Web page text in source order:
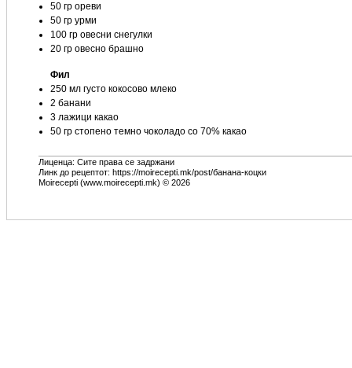
50 гр ореви
50 гр урми
100 гр овесни снегулки
20 гр овесно брашно
Фил
250 мл густо кокосово млеко
2 банани
3 лажици какао
50 гр стопено темно чоколадо со 70% какао
Лиценца: Сите права се задржани
Линк до рецептот: https://moirecepti.mk/post/банана-коцки
Moirecepti (www.moirecepti.mk) © 2026